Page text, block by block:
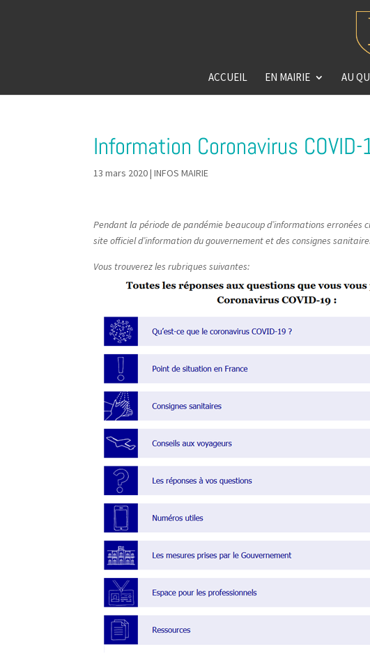
ACCUEIL EN MAIRIE AU
Information Coronavirus COVID-
13 mars 2020|INFOS MAIRIE
Pendant la période de pandémie beaucoup d’informations
site officiel d’information du gouvernement et des consignes
Vous trouverez les rubriques suivantes: